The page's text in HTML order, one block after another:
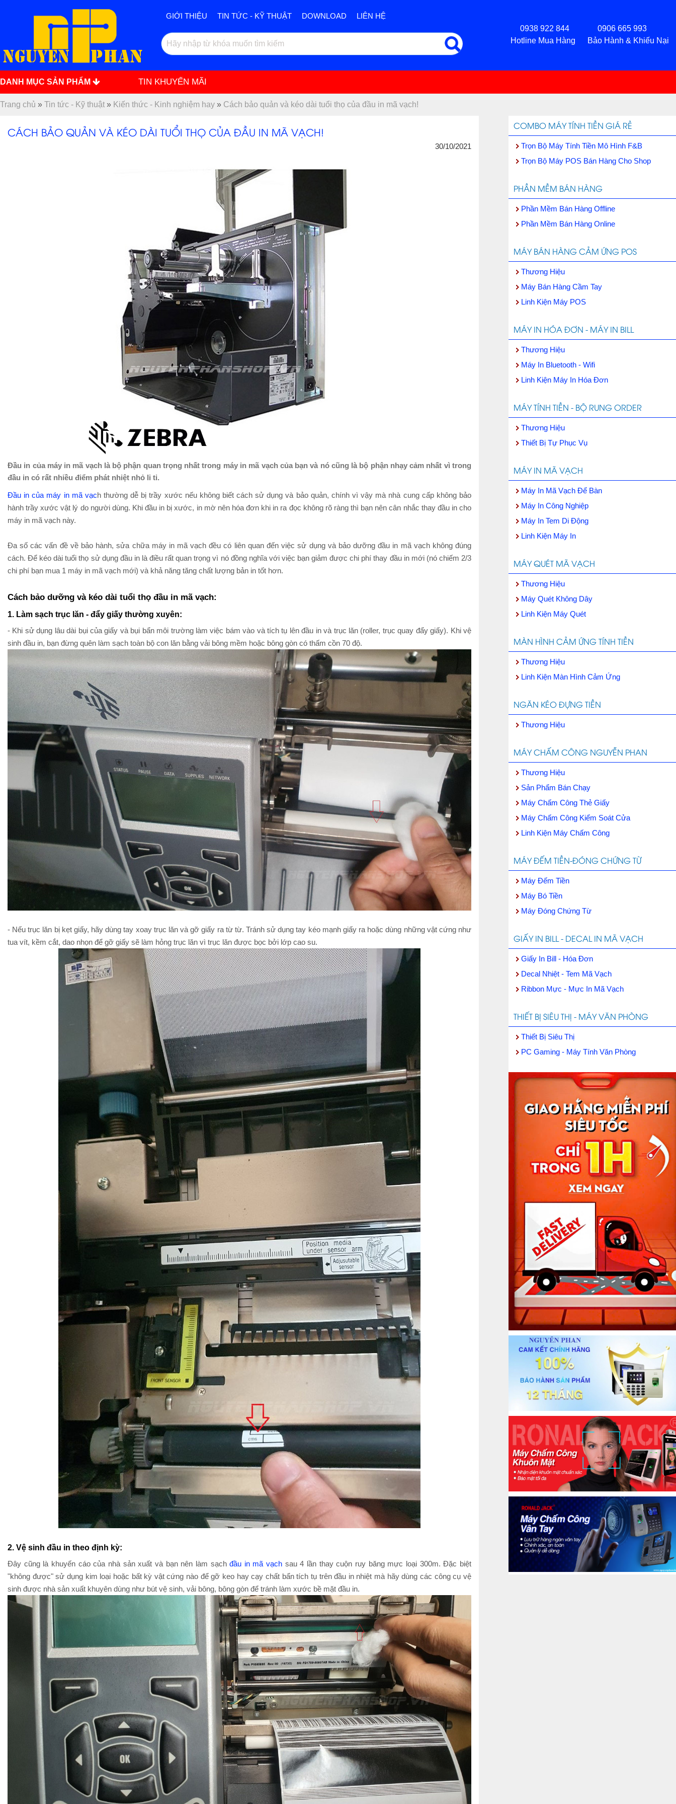
GIỚI THIỆU TIN TỨC - KỸ THUẬT DOWNLOAD
LIÊN HỆ
0938 922 844 0906 665 993
Hotline Mua Hàng Bảo Hành & Khiếu Nại
DANH MỤC SẢN PHẨM TIN KHUYẾN MÃI
Trang chủ » Tin tức - Kỹ thuật » Kiến thức - Kinh nghiệm hay » Cách bảo quản và kéo dài tuổi thọ của đầu in mã vạch!
CÁCH BẢO QUẢN VÀ KÉO DÀI TUỔI THỌ CỦA ĐẦU IN MÃ VẠCH!
30/10/2021
Đầu in của máy in mã vạch là bộ phận quan trọng nhất trong máy in mã vạch của bạn và nó cũng là bộ phận nhạy cảm nhất vì trong
đầu in có rất nhiều điểm phát nhiệt nhỏ li ti.
Đầu in của máy in mã vạch thường dễ bị trầy xước nếu không biết cách sử dụng và bảo quản, chính vì vậy mà nhà cung cấp không bảo
hành trầy xước vật lý do người dùng. Khi đầu in bị xước, in mờ nên hóa đơn khi in ra đọc không rõ ràng thì bạn nên cân nhắc thay đầu in cho
máy in mã vạch này.
Đa số các vấn đề về bảo hành, sửa chữa máy in mã vạch đều có liên quan đến việc sử dụng và bảo dưỡng đầu in mã vạch không đúng
cách. Để kéo dài tuổi thọ sử dụng đầu in là điều rất quan trọng vì nó đồng nghĩa với việc bạn giảm được chi phí thay đầu in mới (nó chiếm 2/3
chi phí bạn mua 1 máy in mã vạch mới) và khả năng tăng chất lượng bản in tốt hơn.
Cách bảo dưỡng và kéo dài tuổi thọ đầu in mã vạch:
1. Làm sạch trục lăn - đẩy giấy thường xuyên:
- Khi sử dụng lâu dài bụi của giấy và bụi bẩn môi trường làm việc bám vào và tích tụ lên đầu in và trục lăn (roller, trục quay đẩy giấy). Khi vệ
sinh đầu in, bạn đừng quên làm sạch toàn bộ con lăn bằng vải bông mềm hoặc bông gòn có thấm cồn 70 độ.
- Nếu trục lăn bị kẹt giấy, hãy dùng tay xoay trục lăn và gỡ giấy ra từ từ. Tránh sử dụng tay kéo mạnh giấy ra hoặc dùng những vật cứng như
tua vít, kềm cắt, dao nhọn để gỡ giấy sẽ làm hỏng trục lăn vì trục lăn được bọc bởi lớp cao su.
2. Vệ sinh đầu in theo định kỳ:
Đây cũng là khuyến cáo của nhà sản xuất và bạn nên làm sạchđầu in mã vạch sau 4 lần thay cuộn ruy băng mực loại 300m. Đặc biệt
"không được" sử dụng kim loại hoặc bất kỳ vật cứng nào để gỡ keo hay cạy chất bẩn tích tụ trên đầu in nhiệt mà hãy dùng các công cụ vệ
sinh được nhà sản xuất khuyên dùng như bút vệ sinh, vải bông, bông gòn để tránh làm xước bề mặt đầu in.
COMBO MÁY TÍNH TIỀN GIÁ RẺ
Trọn Bộ Máy Tính Tiền Mô Hình F&B
Trọn Bộ Máy POS Bán Hàng Cho Shop
PHẦN MỀM BÁN HÀNG
Phần Mềm Bán Hàng Offline
Phần Mềm Bán Hàng Online
MÁY BÁN HÀNG CẢM ỨNG POS
Thương Hiệu
Máy Bán Hàng Cầm Tay
Linh Kiện Máy POS
MÁY IN HÓA ĐƠN - MÁY IN BILL
Thương Hiệu
Máy In Bluetooth - Wifi
Linh Kiện Máy In Hóa Đơn
MÁY TÍNH TIỀN - BỘ RUNG ORDER
Thương Hiệu
Thiết Bị Tự Phục Vụ
MÁY IN MÃ VẠCH
Máy In Mã Vạch Để Bàn
Máy In Công Nghiệp
Máy In Tem Di Động
Linh Kiện Máy In
MÁY QUÉT MÃ VẠCH
Thương Hiệu
Máy Quét Không Dây
Linh Kiện Máy Quét
MÀN HÌNH CẢM ỨNG TÍNH TIỀN
Thương Hiệu
Linh Kiện Màn Hình Cảm Ứng
NGĂN KÉO ĐỰNG TIỀN
Thương Hiệu
MÁY CHẤM CÔNG NGUYỄN PHAN
Thương Hiệu
Sản Phẩm Bán Chạy
Máy Chấm Công Thẻ Giấy
Máy Chấm Công Kiểm Soát Cửa
Linh Kiện Máy Chấm Công
MÁY ĐẾM TIỀN-ĐÓNG CHỨNG TỪ
Máy Đếm Tiền
Máy Bó Tiền
Máy Đóng Chứng Từ
GIẤY IN BILL - DECAL IN MÃ VẠCH
Giấy In Bill - Hóa Đơn
Decal Nhiệt - Tem Mã Vạch
Ribbon Mực - Mực In Mã Vạch
THIẾT BỊ SIÊU THỊ - MÁY VĂN PHÒNG
Thiết Bị Siêu Thị
PC Gaming - Máy Tính Văn Phòng